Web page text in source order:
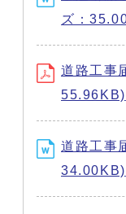
ズ：
道路工事
55.96KB)
道路工事
34.00KB)